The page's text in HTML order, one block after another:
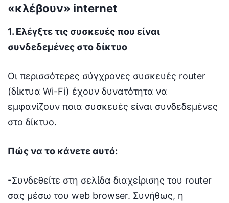
«κλέβουν» internet
1. Ελέγξτε τις συσκευές που είναι
συνδεδεμένες στο δίκτυο
Οι περισσότερες σύγχρονες συσκευές router
(δίκτυα Wi-Fi) έχουν δυνατότητα να
εμφανίζουν ποια συσκευές είναι συνδεδεμένες
στο δίκτυο.
Πώς να το κάνετε αυτό:
-Συνδεθείτε στη σελίδα διαχείρισης του router
σας μέσω του web browser. Συνήθως, η